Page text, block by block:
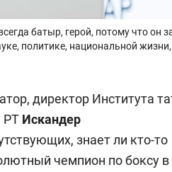
батыр, герой, потому что он
политике, национальной
директор Института
РТ Искандер
знает ли кто-то
чемпион по боксу в